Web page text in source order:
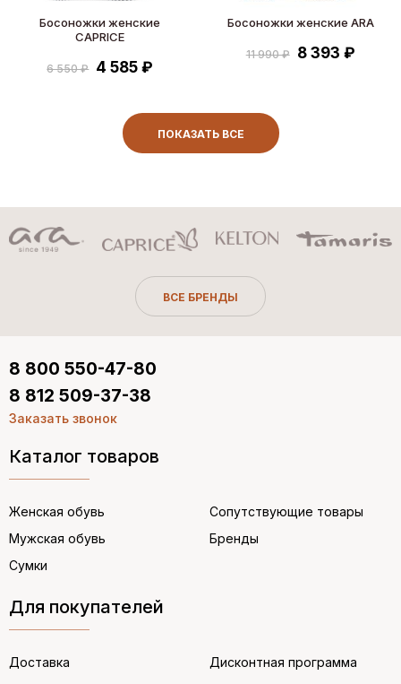
Босоножки женские
CAPRICE
6 550 ₽ 4 585 ₽
Босоножки женские ARA
11 990 ₽ 8 393 ₽
ПОКАЗАТЬ ВСЕ
ВСЕ БРЕНДЫ
Каталог товаров
Женская обувь
Мужская обувь
Сумки
Сопутствующие товары
Бренды
Для покупателей
Доставка
Дисконтная программа
8 800 550-47-80
8 812 509-37-38
Заказать звонок